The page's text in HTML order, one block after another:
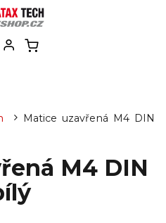
Matice uzavřená M4 DIN
M4 DIN